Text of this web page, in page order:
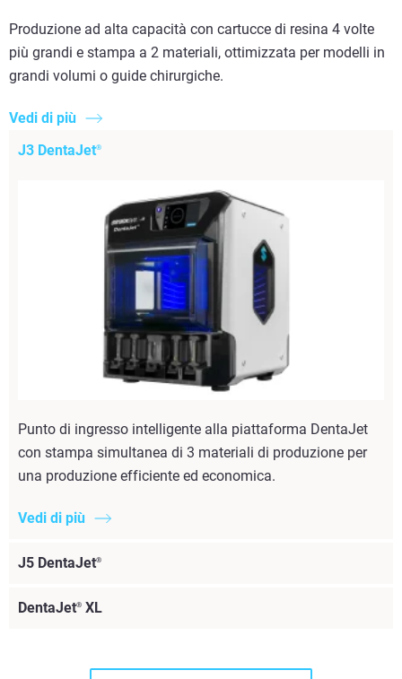
Produzione ad alta capacità con cartucce di resina 4 volte
più grandi e stampa a 2 materiali, ottimizzata per modelli in
grandi volumi o guide chirurgiche.
Vedi di più
J3 DentaJet®
Punto di ingresso intelligente alla piattaforma DentaJet
con stampa simultanea di 3 materiali di produzione per
una produzione efficiente ed economica.
Vedi di più
J5 DentaJet®
DentaJet® XL